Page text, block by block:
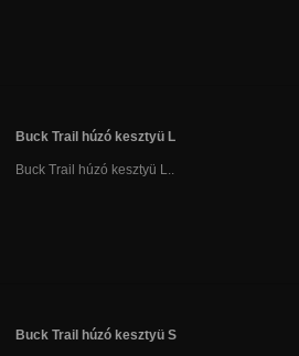
Buck Trail húzó kesztyü L
Buck Trail húzó kesztyü L..
Buck Trail húzó kesztyü S